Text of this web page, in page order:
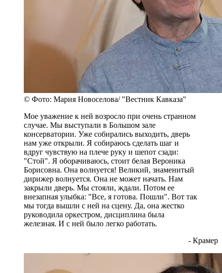
© Фото: Мария Новоселова/ "Вестник Кавказа"
Мое уважение к ней возросло при очень странном
случае. Мы выступали в Большом зале
консерватории. Уже собирались выходить, дверь
нам уже открыли. Я собираюсь сделать шаг и
вдруг чувствую на плече руку и шепот сзади:
"Стой". Я оборачиваюсь, стоит белая Вероника
Борисовна. Она волнуется! Великий, знаменитый
дирижер волнуется. Она не может начать. Нам
закрыли дверь. Мы стояли, ждали. Потом ее
внезапная улыбка: "Все, я готова. Пошли". Вот так
мы тогда вышли с ней на сцену. Да, она жестко
руководила оркестром, дисциплина была
железная. И с ней было легко работать.
- Крамер